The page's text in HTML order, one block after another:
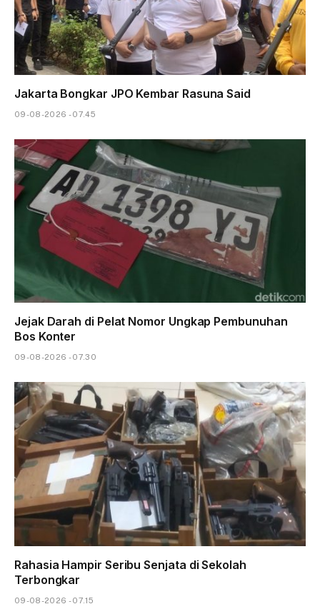
Jakarta Bongkar JPO Kembar Rasuna Said
09-08-2026 - 07.45
Jejak Darah di Pelat Nomor Ungkap Pembunuhan
Bos Konter
09-08-2026 - 07.30
Rahasia Hampir Seribu Senjata di Sekolah
Terbongkar
09-08-2026 - 07.15